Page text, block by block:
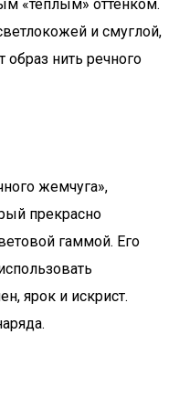
«тёплым» оттенком.
и смуглой,
нить речного
жемчуга»,
прекрасно
гаммой. Его
ярок и искрист.